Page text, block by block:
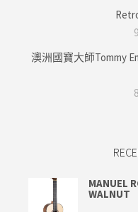
澳洲國寶大師Tommy
MANUEL
WALNUT